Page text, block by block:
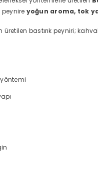
yoğun aroma, tok
bastırık peyniri;
yöntemi